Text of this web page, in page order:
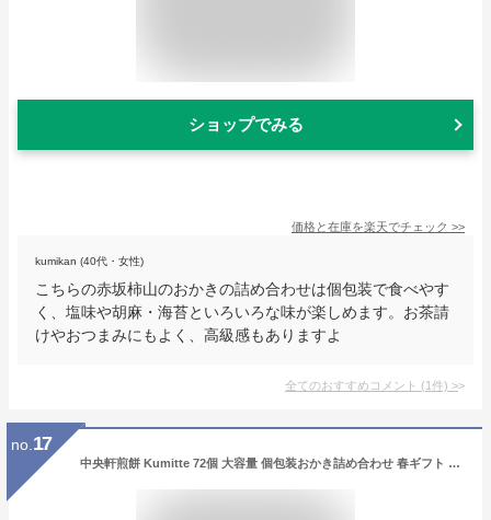
ショップでみる
価格と在庫を楽天でチェック >>
kumikan (40代・女性)
こちらの赤坂柿山のおかきの詰め合わせは個包装で食べやす
く、塩味や胡麻・海苔といろいろな味が楽しめます。お茶請
けやおつまみにもよく、高級感もありますよ
全てのおすすめコメント (1件) >
no. 17
中央軒煎餅 Kumitte 72個 大容量 個包装おかき詰め合わせ 春ギフト 卒業 入学 就職 転職 退職 ご挨拶 あられ せんべい お礼 お供え お中元 和菓子 お彼岸 法事 法要 帰省手土産 お持たせ おもたせ 包装済み 送料無料 最強配送 お菓子